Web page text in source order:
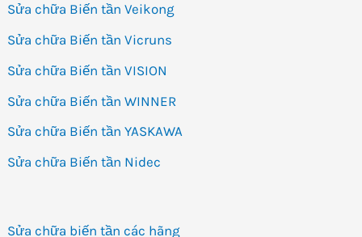
Sửa chữa Biến tần Veikong
Sửa chữa Biến tần Vicruns
Sửa chữa Biến tần VISION
Sửa chữa Biến tần WINNER
Sửa chữa Biến tần YASKAWA
Sửa chữa Biến tần Nidec
Sửa chữa biến tần các hãng